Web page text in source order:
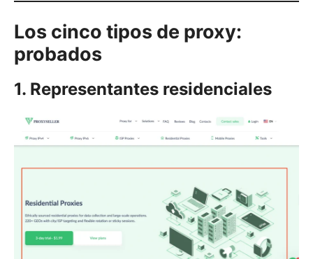
Los cinco tipos de proxy:
probados
1. Representantes residenciales